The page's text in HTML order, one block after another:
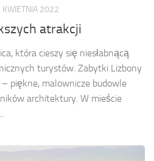
KWIETNIA 2022
atrakcji
która cieszy się niesłabnącą
turystów. Zabytki Lizbony
piękne, malownicze budowle
architektury. W mieście